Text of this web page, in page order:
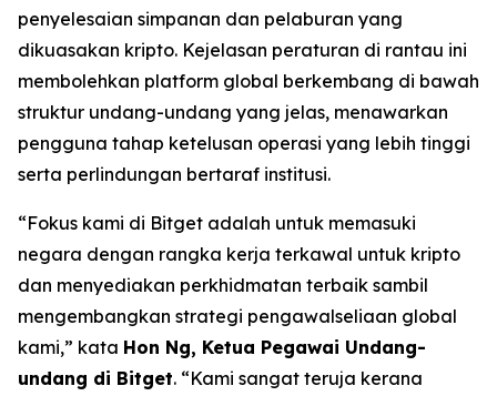
penyelesaian simpanan dan pelaburan yang
dikuasakan kripto. Kejelasan peraturan di rantau ini
membolehkan platform global berkembang di bawah
struktur undang-undang yang jelas, menawarkan
pengguna tahap ketelusan operasi yang lebih tinggi
serta perlindungan bertaraf institusi.
“Fokus kami di Bitget adalah untuk memasuki
negara dengan rangka kerja terkawal untuk kripto
dan menyediakan perkhidmatan terbaik sambil
mengembangkan strategi pengawalseliaan global
kami,” kata Hon Ng, Ketua Pegawai Undang-
undang di Bitget. “Kami sangat teruja kerana